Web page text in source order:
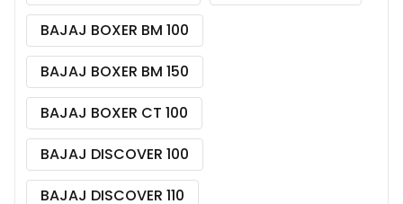
BAJAJ BOXER BM 100
BAJAJ BOXER BM 150
BAJAJ BOXER CT 100
BAJAJ DISCOVER 100
BAJAJ DISCOVER 110